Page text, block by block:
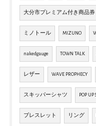
大分市プレミアム付き商品券
ミノトール MIZUNO
nakedgauge TOWN TALK
レザー WAVE PROPHECY
スキッパーシャツ POP UP
ブレスレット リング